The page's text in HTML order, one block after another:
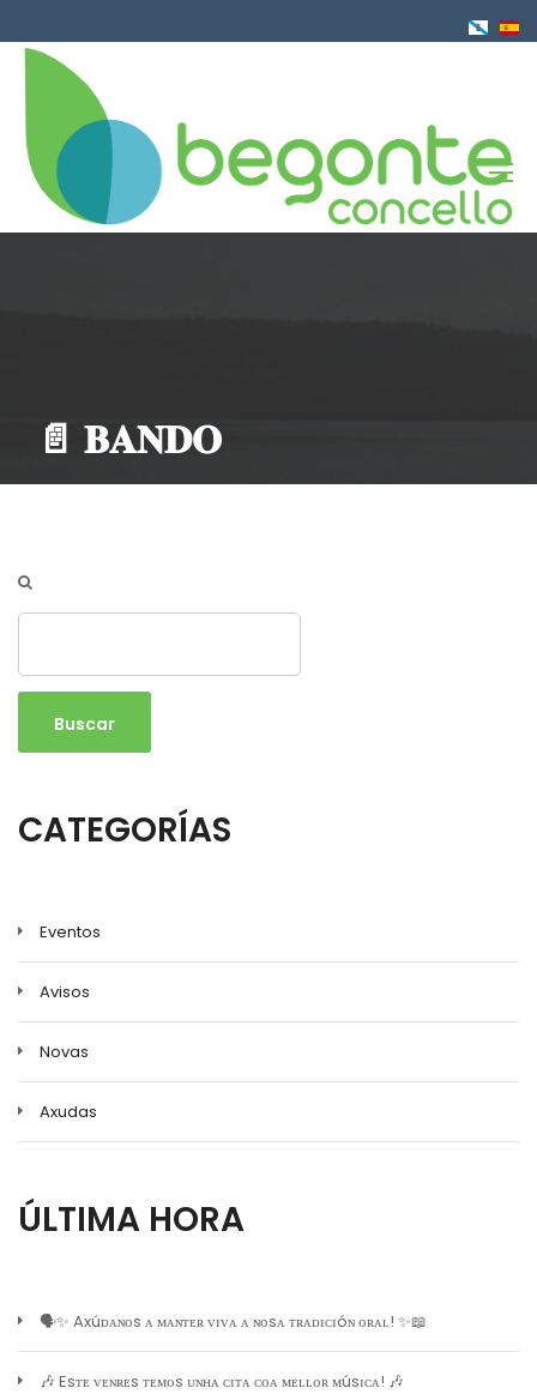
o
📄 𝐁𝐀𝐍𝐃𝐎
CATEGORÍAS
Eventos
Avisos
Novas
Axudas
ÚLTIMA HORA
🗣️✨ Axúᴅᴀɴᴏs ᴀ ᴍᴀɴᴛᴇʀ ᴠɪᴠᴀ ᴀ ɴᴏsᴀ ᴛʀᴀᴅɪᴄɪóɴ ᴏʀᴀʟ! ✨📖
🎶 Esᴛᴇ ᴠᴇɴʀᴇs ᴛᴇᴍᴏs ᴜɴʜᴀ ᴄɪᴛᴀ ᴄᴏᴀ ᴍᴇʟʟᴏʀ ᴍúsɪᴄᴀ! 🎶